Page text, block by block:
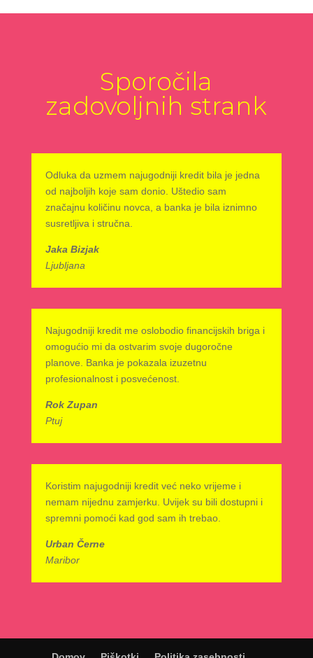
Sporočila
zadovoljnih strank
Odluka da uzmem najugodniji kredit bila je jedna
od najboljih koje sam donio. Uštedio sam
značajnu količinu novca, a banka je bila iznimno
susretljiva i stručna.
Jaka Bizjak
Ljubljana
Najugodniji kredit me oslobodio financijskih briga i
omogućio mi da ostvarim svoje dugoročne
planove. Banka je pokazala izuzetnu
profesionalnost i posvećenost.
Rok Zupan
Ptuj
Koristim najugodniji kredit već neko vrijeme i
nemam nijednu zamjerku. Uvijek su bili dostupni i
spremni pomoći kad god sam ih trebao.
Urban Černe
Maribor